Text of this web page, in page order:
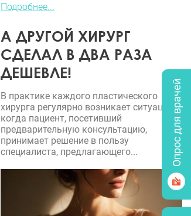
Подробнее...
А ДРУГОЙ ХИРУРГ
СДЕЛАЛ В ДВА РАЗА
ДЕШЕВЛЕ!
В практике каждого пластического
хирурга регулярно возникает ситуация,
когда пациент, посетивший
предварительную консультацию,
принимает решение в пользу
специалиста, предлагающего...
Опрос для врачей